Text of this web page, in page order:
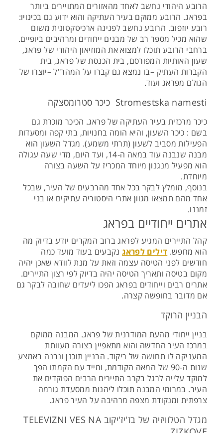
הרובע היהודי נחשב לאחד מהאזורים המתויירים ביותר
בפראג. הרובע ממוקם בעיר העתיקה והוא ידוע גם בכינויו:
רובע יוזפוב. הרובע נחשב לפנינה ארכיטקטונית משום
שהוא מכיל מספר רב של מבנים ייחודים ומרהיבים ביופיים.
ברחבי הרובע תוכלו למצוא את המוזיאון היהודי של פראג,
שעון האותיות המפורסם, בית הכנסת של פראג, בית
הקברות העתיק –בו נמצא גם קברו על המהר"ל –יוצרו של
הגולם מפראג ועוד.
Stromestska namesti כיכר סטרומסצקה
כיכר מרכזית בעיר העתיקה של פראג. הכיכר מוכרת גם
בשם : כיכר השעון, והיא הומה בחנויות, בתי קפה ומסעדות
הפעילות מסביב לשעון (תרתי משמע). מגדל השעון הוא
מבנה שנבנה עוד במאה ה-14, ועד היום, מדי שעה עגולה
הוא מפעיל מנגנון מיוחד המכריז על השעה בצורה
מיוחדת.
בנוסף, מומלץ לבקר בכל אחד מהרבעים של העיר, שבכל
אחד מהם תמצאו מגוון אתרי היסטוריה עתיקים או בני
זמננו.
אתרים ייחודיים בפראג
קהל התיירים המגיע לפראג ברוב המקרים יודע בדיוק מה
הוא מחפש. דילים לפראגנקבעים בעוד מועד כמה
חודשים לפני הטיסה עצמה וזאת על מנת לוודא שאכן יהיה
מקום בטיסה ותאריך הטיסה יהיה בדיוק לפי רצון התיירים.
אתרים רבים וייחודים בפראג הפכו ליעדים שחובה לבקר גם
אם מדובר בחופשה קצרה.
הבניין הרוקד
בניין ייחודי מהעת המודרנית של פראג. המבנה ממוקם
במרכז העיר החדשה והוא מתאפיין בצורה מעוותת
המעניקה לו תחושה של ריקוד. הבניין תוכנן ונבנה באמצע
שנות ה-90 של המאה הקודמת, ומייד עם הקמתו הפך
למוקד עלייה לרגל בקרב התיירים הרבים הפוקדים את
העיר. במרומי המבנה תוכלו ליהנות ממסעדת גורמה
צרפתית ומנקודת מצפה מרהיבה על העיר פראג.
מגדל הטלוויזיה של בז'יז'יקוב TELEVIZNI VES NA